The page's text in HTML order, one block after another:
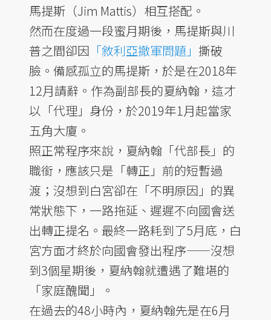
馬提斯（Jim Mattis）相互搭配。
然而在度過一段蜜月期後，馬提斯與川
普之間卻因 「敘利亞撤軍問題」 撕破
臉。備感孤立的馬提斯，於是在2018年
12月請辭。作為副部長的夏納翰，這才
以「代理」身份，於2019年1月起當家
五角大廈。
照正常程序來說，夏納翰「代部長」的
職銜，應該只是「轉正」前的短暫過
渡；沒想到白宮卻在「不明原因」的異
常狀態下，一路拖延、遲遲不向國會送
出轉正提名。最終一路耗到了5月底，白
宮方面才終於向國會發出程序——沒想
到3個星期後，夏納翰就遭遇了難堪的
「家庭醜聞」。
在過去的48小時內，夏納翰先是在6月